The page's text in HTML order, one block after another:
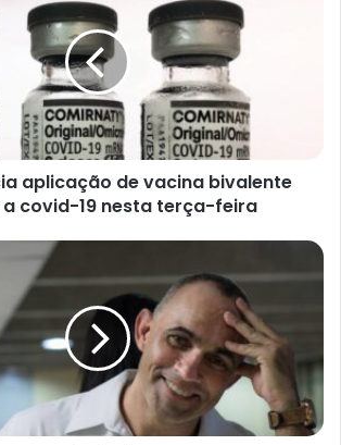
aplicação de vacina bivalente
covid-19 nesta terça-feira